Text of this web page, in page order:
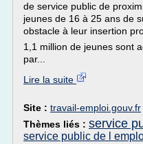
de service public de
jeunes de 16 à 25 ans de
obstacle à leur insertion
1,1 million de jeunes sont
par...
Lire la suite
Site : travail-emploi.gouv.fr
Thèmes liés : service
service public de l